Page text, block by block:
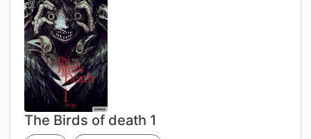
The Birds of death 1